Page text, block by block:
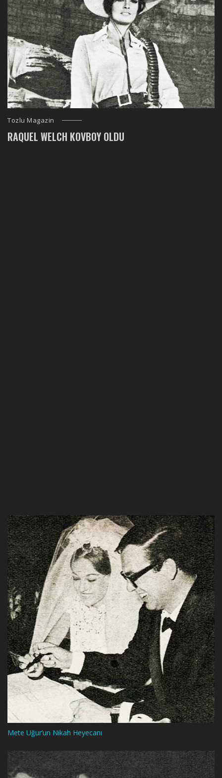
Tozlu Magazin
RAQUEL WELCH KOVBOY OLDU
Mete Uğur’un Nikah Heyecanı